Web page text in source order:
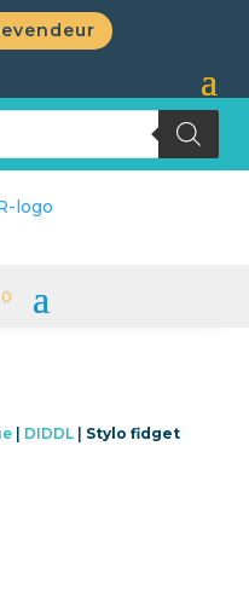
| DIDDL| Stylo fidget